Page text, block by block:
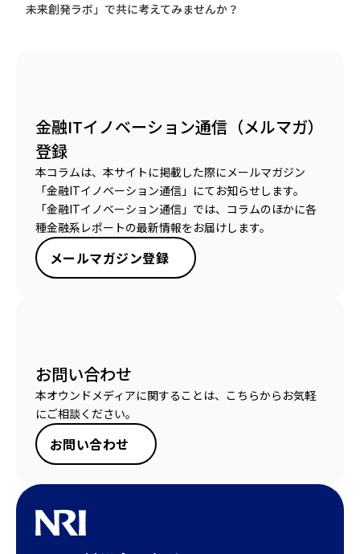
未来創発ラボ」で共に考えてみませんか？
金融ITイノベーション通信（メルマガ）
登録
本コラムは、本サイトに掲載した際にメールマガジン
「金融ITイノベーション通信」にてお知らせします。
「金融ITイノベーション通信」では、コラムのほかに各
種金融系レポートの最新情報をお届けします。
メールマガジン登録
お問い合わせ
本オウンドメディアに関することは、こちらからお気軽
にご相談ください。
お問い合わせ